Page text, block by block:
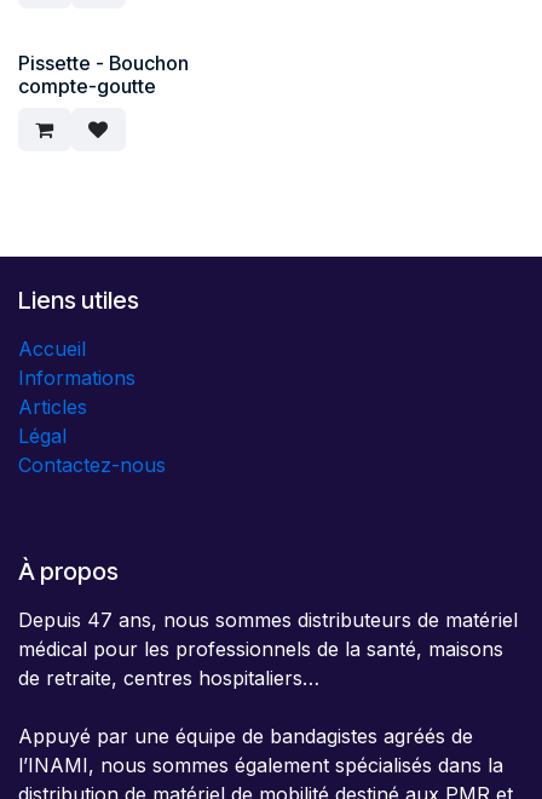
Pissette - Bouchon
compte-goutte
Liens utiles
Accueil
Informations
Articles
Légal
Contactez-nous
À propos
Depuis 47 ans, nous sommes distributeurs de matériel
médical pour les professionnels de la santé, maisons
de retraite, centres hospitaliers…
Appuyé par une équipe de bandagistes agréés de
l’INAMI, nous sommes également spécialisés dans la
distribution de matériel de mobilité destiné aux PMR et